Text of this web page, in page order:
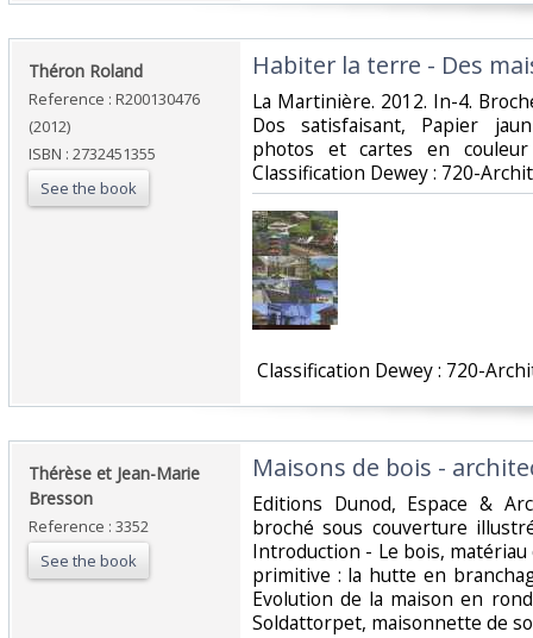
‎Théron Roland‎
Reference : R200130476
(2012)
ISBN : 2732451355
See the book
‎Habiter la terre - Des
‎La Martinière. 2012. In-4.
Dos satisfaisant, Papier
photos et cartes en
Classification Dewey : 720-
Classification Dewey : 720-
‎Thérèse et Jean-Marie
Bresson‎
Reference : 3352
See the book
‎Maisons de bois -
‎Editions Dunod, Espace &
broché sous couverture
Introduction - Le bois,
primitive : la hutte en
Evolution de la maison en
Soldattorpet, maisonnette de